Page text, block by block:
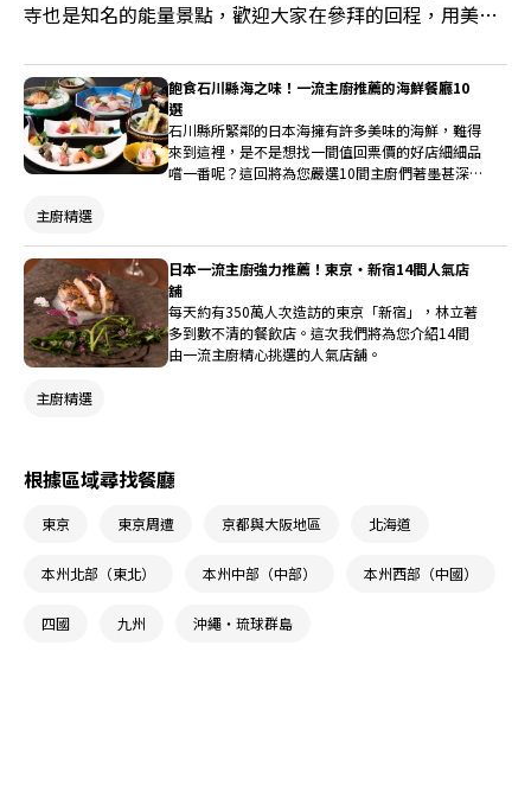
寺也是知名的能量景點，歡迎大家在參拜的回程，用美味
飽食石川縣海之味！一流主廚推薦的海鮮餐廳10
選
石川縣所緊鄰的日本海擁有許多美味的海鮮，難得
來到這裡，是不是想找一間值回票價的好店細細品
嚐一番呢？這回將為您嚴選10間主廚們著墨甚深
主廚精選
日本一流主廚強力推薦！東京・新宿14間人氣店
舖
每天約有350萬人次造訪的東京「新宿」，林立著
多到數不清的餐飲店。這次我們將為您介紹14間
由一流主廚精心挑選的人氣店舖。
主廚精選
根據區域尋找餐廳
東京 東京周遭 京都與大阪地區 北海道
本州北部（東北） 本州中部（中部） 本州西部（中國）
四國 九州 沖繩・琉球群島